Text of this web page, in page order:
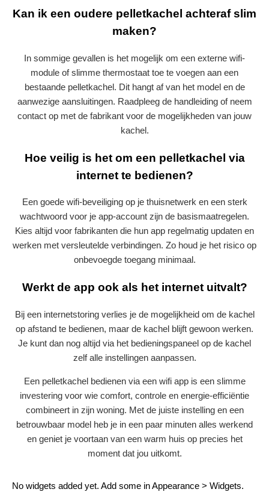
Kan ik een oudere pelletkachel achteraf slim
maken?
In sommige gevallen is het mogelijk om een externe wifi-
module of slimme thermostaat toe te voegen aan een
bestaande pelletkachel. Dit hangt af van het model en de
aanwezige aansluitingen. Raadpleeg de handleiding of neem
contact op met de fabrikant voor de mogelijkheden van jouw
kachel.
Hoe veilig is het om een pelletkachel via
internet te bedienen?
Een goede wifi-beveiliging op je thuisnetwerk en een sterk
wachtwoord voor je app-account zijn de basismaatregelen.
Kies altijd voor fabrikanten die hun app regelmatig updaten en
werken met versleutelde verbindingen. Zo houd je het risico op
onbevoegde toegang minimaal.
Werkt de app ook als het internet uitvalt?
Bij een internetstoring verlies je de mogelijkheid om de kachel
op afstand te bedienen, maar de kachel blijft gewoon werken.
Je kunt dan nog altijd via het bedieningspaneel op de kachel
zelf alle instellingen aanpassen.
Een pelletkachel bedienen via een wifi app is een slimme
investering voor wie comfort, controle en energie-efficiëntie
combineert in zijn woning. Met de juiste instelling en een
betrouwbaar model heb je in een paar minuten alles werkend
en geniet je voortaan van een warm huis op precies het
moment dat jou uitkomt.
No widgets added yet. Add some in Appearance > Widgets.